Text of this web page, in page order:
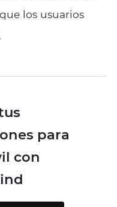
los usuarios
para
con